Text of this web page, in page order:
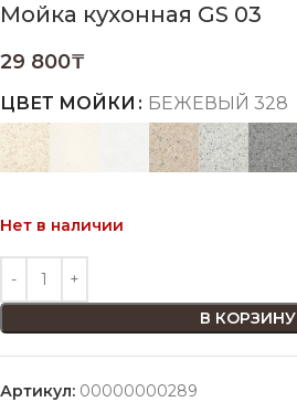
Мойка кухонная GS 03
29 800₸
ЦВЕТ МОЙКИ БЕЖЕВЫЙ 328
Нет в наличии
В КОРЗИНУ
Артикул: 00000000289